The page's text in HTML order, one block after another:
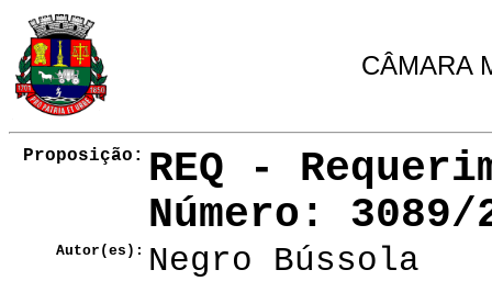
CÂMARA
Proposição: REQ -
Número : 3089/
Autor(es): Negro Bússola